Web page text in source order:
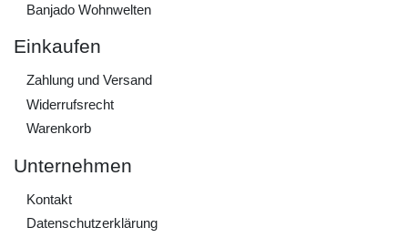
Banjado Wohnwelten
Einkaufen
Zahlung und Versand
Widerrufs­recht
Warenkorb
Unternehmen
Kontakt
Daten­schutz­erklärung